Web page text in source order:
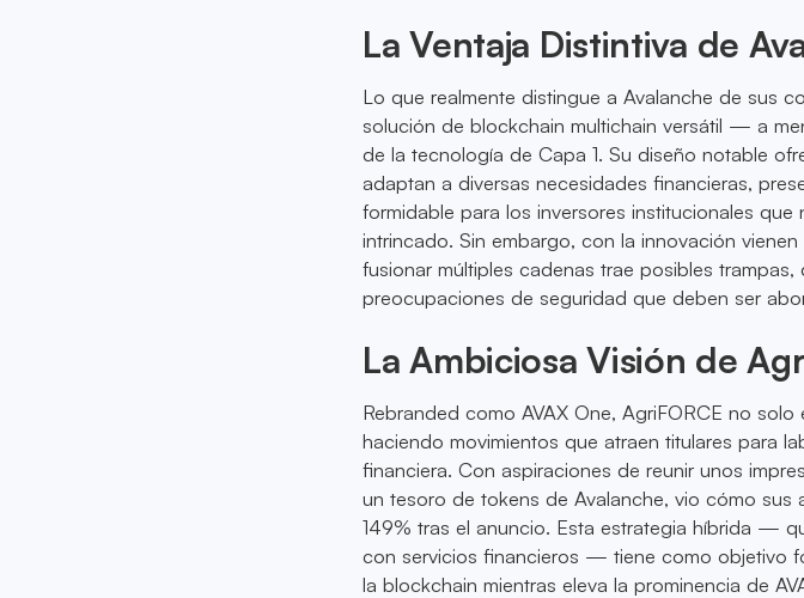
La Ventaja Distintiva de
Lo que realmente distingue a Avalanche de sus
solución de blockchain multichain versátil — a
de la tecnología de Capa 1. Su diseño notable
adaptan a diversas necesidades financieras,
formidable para los inversores institucionales
intrincado. Sin embargo, con la innovación
fusionar múltiples cadenas trae posibles
preocupaciones de seguridad que deben ser
La Ambiciosa Visión de
Rebranded como AVAX One, AgriFORCE no
haciendo movimientos que atraen titulares para
financiera. Con aspiraciones de reunir unos
un tesoro de tokens de Avalanche, vio cómo
149% tras el anuncio. Esta estrategia híbrida —
con servicios financieros — tiene como objetivo
la blockchain mientras eleva la prominencia de